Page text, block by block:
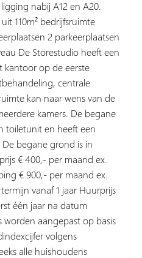
nabij A12 en A20.
110m² bedrijfsruimte
2 parkeerplaatsen
De Storestudio heeft een
kantoor op de eerste
centrale
kan naar wens van de
kamers. De begane
toiletunit en heeft een
begane grond is in
€ 400,- per maand ex.
€ 900,- per maand ex.
vanaf 1 jaar Huurprijs
één jaar na datum
aangepast op basis
volgens
alle huishoudens